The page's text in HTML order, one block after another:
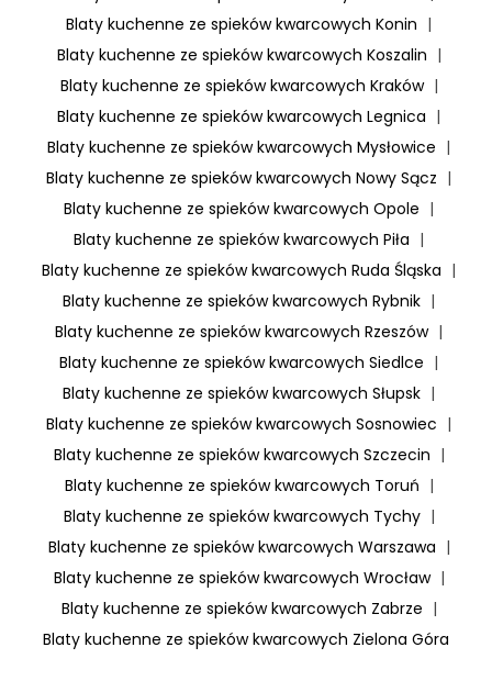
Blaty kuchenne ze spieków kwarcowych Konin |
Blaty kuchenne ze spieków kwarcowych Koszalin |
Blaty kuchenne ze spieków kwarcowych Kraków |
Blaty kuchenne ze spieków kwarcowych Legnica |
Blaty kuchenne ze spieków kwarcowych Mysłowice |
Blaty kuchenne ze spieków kwarcowych Nowy Sącz |
Blaty kuchenne ze spieków kwarcowych Opole |
Blaty kuchenne ze spieków kwarcowych Piła |
Blaty kuchenne ze spieków kwarcowych Ruda Śląska |
Blaty kuchenne ze spieków kwarcowych Rybnik |
Blaty kuchenne ze spieków kwarcowych Rzeszów |
Blaty kuchenne ze spieków kwarcowych Siedlce |
Blaty kuchenne ze spieków kwarcowych Słupsk |
Blaty kuchenne ze spieków kwarcowych Sosnowiec |
Blaty kuchenne ze spieków kwarcowych Szczecin |
Blaty kuchenne ze spieków kwarcowych Toruń |
Blaty kuchenne ze spieków kwarcowych Tychy |
Blaty kuchenne ze spieków kwarcowych Warszawa |
Blaty kuchenne ze spieków kwarcowych Wrocław |
Blaty kuchenne ze spieków kwarcowych Zabrze |
Blaty kuchenne ze spieków kwarcowych Zielona Góra